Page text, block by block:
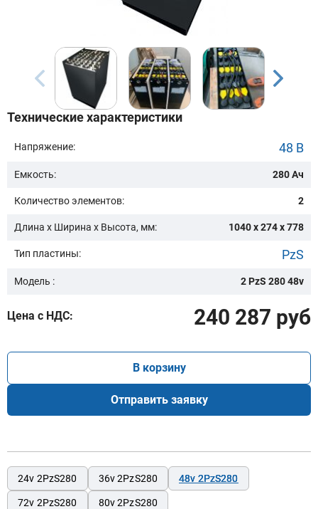
Модель:
Сначала выберите бренд
Очистить подбор
Технические характеристики
Напряжение: 48 В
Емкость: 280 Ач
Количество элементов: 2
Длина х Ширина х Высота, мм: 1040 x 274 x 778
Тип пластины: PzS
Модель : 2 PzS 280 48v
Цена с НДС: 240 287 руб
В корзину
Отправить заявку
24v 2PzS280 36v 2PzS280 48v 2PzS280
72v 2PzS280 80v 2PzS280